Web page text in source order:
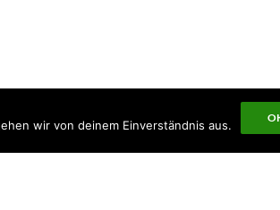
wir von deinem Einverständnis aus.